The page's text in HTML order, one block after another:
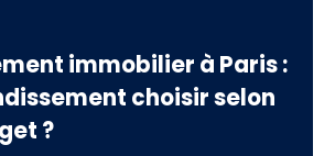
immobilier à Paris :
choisir selon
?